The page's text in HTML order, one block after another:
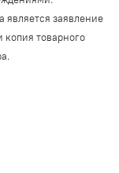
является заявление
товарного